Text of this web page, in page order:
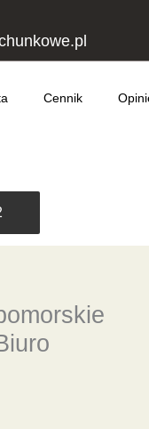
Cennik